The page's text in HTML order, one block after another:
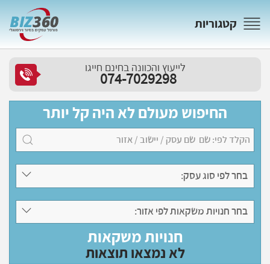
קטגוריות
לייעוץ והכוונה בחינם חייגו
074-7029298
החיפוש מעולם לא היה קל יותר
בחר לפי סוג עסק:
בחר חנויות משקאות לפי אזור:
חנויות משקאות
לא נמצאו תוצאות